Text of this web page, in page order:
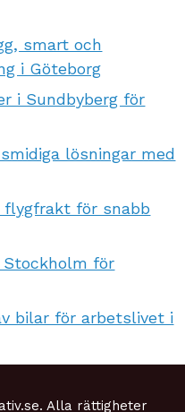
smart och
i Göteborg
i Sundbyberg för
lösningar med
flygfrakt för snabb
för
bilar för arbetslivet i
Alla rättigheter